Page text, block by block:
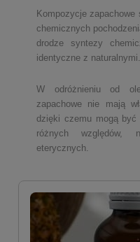
Kompozycje
chemicznych
drodze syntezy
identyczne z naturalnymi.
W odróżnieniu od
zapachowe nie mają
dzięki czemu mogą
różnych względów,
eterycznych.